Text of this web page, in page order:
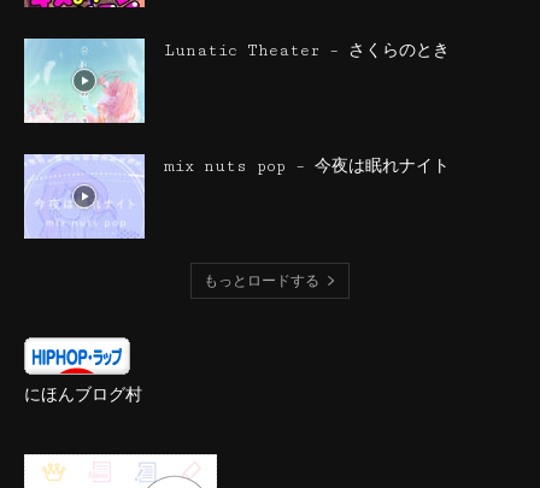
Lunatic Theater – さくらのとき
mix nuts pop – 今夜は眠れナイト
もっとロードする
にほんブログ村